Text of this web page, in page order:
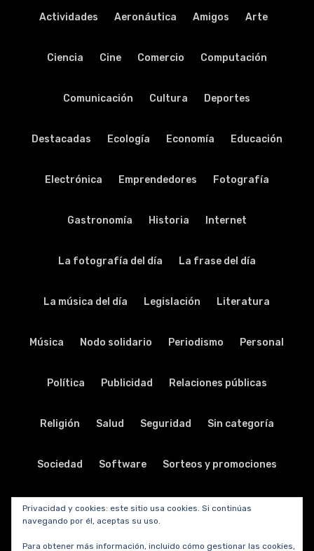
Actividades Aeronáutica Amigos Arte
Ciencia Cine Comercio Computación
Comunicación Cultura Deportes
Destacadas Ecología Economía Educación
Electrónica Emprendedores Fotografía
Gastronomía Historia Internet
La fotografía del día La frase del día
La música del día Legislación Literatura
Música Nodo solidario Periodismo Personal
Política Publicidad Relaciones públicas
Religión Salud Seguridad Sin categoría
Sociedad Software Sorteos y promociones
Tabletas Teatro Tecnología
Telecomunicaciones Telefonía Trabajo
Privacidad y cookies: este sitio usa cookies. Si continúas
navegando por él, aceptas su uso.
Para obtener más información, incluido cómo gestionar las cookies,